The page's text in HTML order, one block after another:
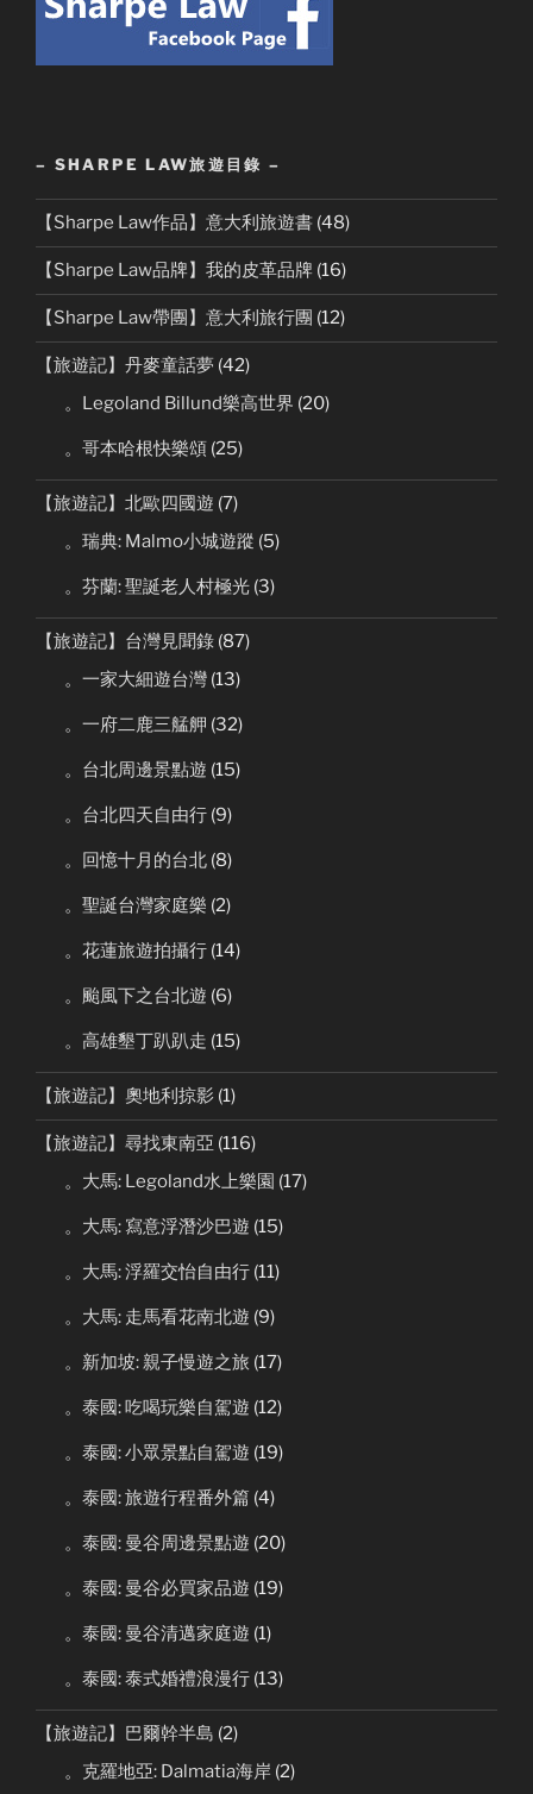
– SHARPE LAW旅遊目錄 –
【Sharpe Law作品】意大利旅遊書 (48)
【Sharpe Law品牌】我的皮革品牌 (16)
【Sharpe Law帶團】意大利旅行團 (12)
【旅遊記】丹麥童話夢 (42)
。Legoland Billund樂高世界 (20)
。哥本哈根快樂頌 (25)
【旅遊記】北歐四國遊 (7)
。瑞典: Malmo小城遊蹤 (5)
。芬蘭: 聖誕老人村極光 (3)
【旅遊記】台灣見聞錄 (87)
。一家大細遊台灣 (13)
。一府二鹿三艋舺 (32)
。台北周邊景點遊 (15)
。台北四天自由行 (9)
。回憶十月的台北 (8)
。聖誕台灣家庭樂 (2)
。花蓮旅遊拍攝行 (14)
。颱風下之台北遊 (6)
。高雄墾丁趴趴走 (15)
【旅遊記】奧地利掠影 (1)
【旅遊記】尋找東南亞 (116)
。大馬: Legoland水上樂園 (17)
。大馬: 寫意浮潛沙巴遊 (15)
。大馬: 浮羅交怡自由行 (11)
。大馬: 走馬看花南北遊 (9)
。新加坡: 親子慢遊之旅 (17)
。泰國: 吃喝玩樂自駕遊 (12)
。泰國: 小眾景點自駕遊 (19)
。泰國: 旅遊行程番外篇 (4)
。泰國: 曼谷周邊景點遊 (20)
。泰國: 曼谷必買家品遊 (19)
。泰國: 曼谷清邁家庭遊 (1)
。泰國: 泰式婚禮浪漫行 (13)
【旅遊記】巴爾幹半島 (2)
。克羅地亞: Dalmatia海岸 (2)